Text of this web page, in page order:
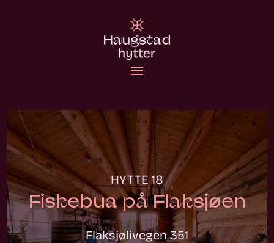
HYTTE 18
Fiskebua på Flaksjøen
Flaksjølivegen 351